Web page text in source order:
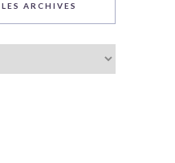
ARCHIVES